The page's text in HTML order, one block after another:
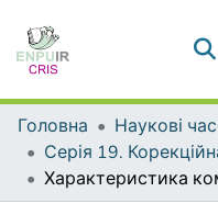
Головна